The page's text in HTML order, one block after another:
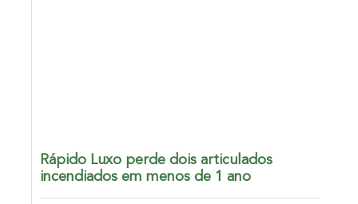
Rápido Luxo perde dois articulados
incendiados em menos de 1 ano